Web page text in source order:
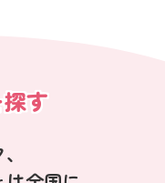
す